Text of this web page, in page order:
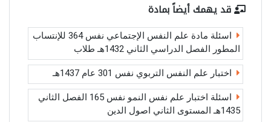
قد يهمك أيضاً بمادة
اسئلة مادة علم النفس الإجتماعي نفس 364 للإنتساب
المطور الفصل الدراسي الثاني 1432هـ طلاب
اختبار علم النفس التربوي نفس 301 عام 1437هـ
اسئلة اختبار علم نفس النمو نفس 165 الفصل الثاني
1435هـ المستوى الثاني اصول الدين